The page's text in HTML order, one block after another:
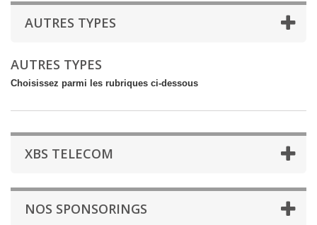
AUTRES TYPES
AUTRES TYPES
Choisissez parmi les rubriques ci-dessous
XBS TELECOM
NOS SPONSORINGS